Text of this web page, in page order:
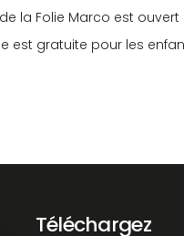
la Folie Marco est
est gratuite pour les
Téléchargez